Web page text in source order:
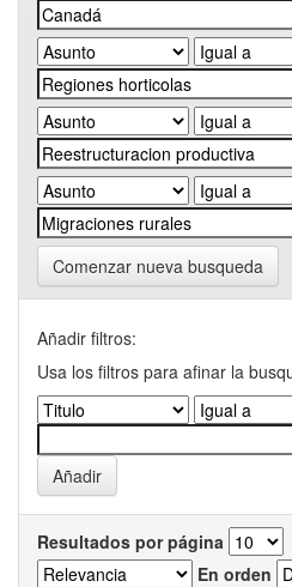
Comenzar nueva busqueda
Añadir filtros:
Usa los filtros para afinar la
Resultados por página
En orden